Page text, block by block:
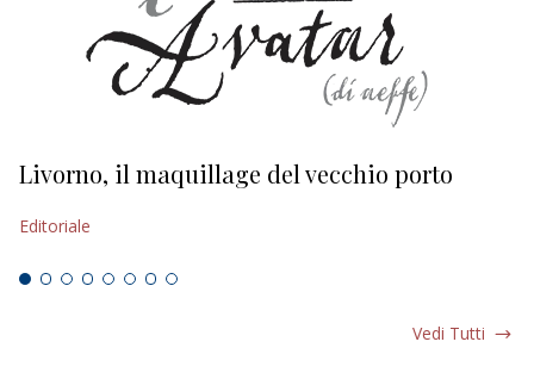
Livorno, il maquillage del vecchio porto
Editoriale
Vedi Tutti